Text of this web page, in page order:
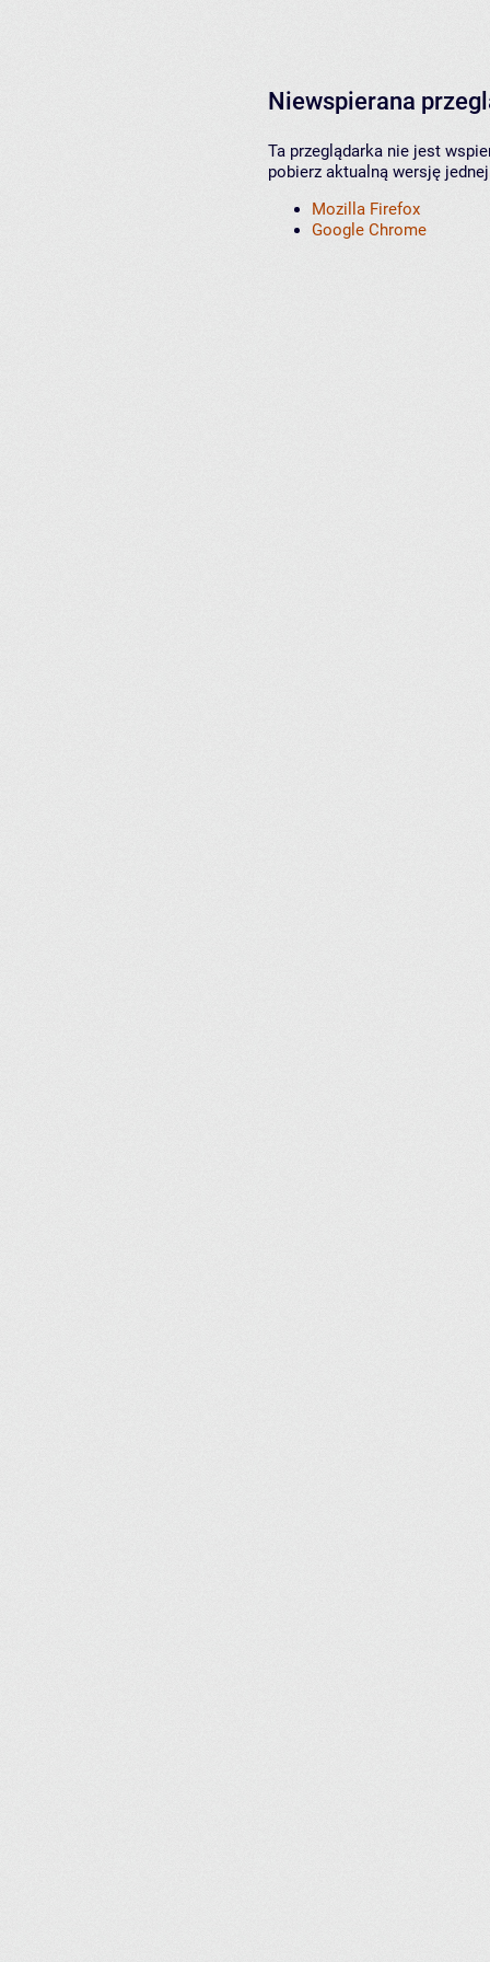
Niewspierana
Ta przeglądarka nie jest
pobierz aktualną wersję
Mozilla Firefox
Google Chrome